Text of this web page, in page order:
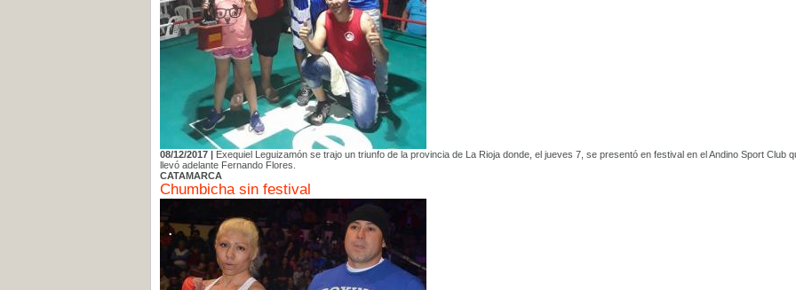
08/12/2017 | Exequiel Leguizamón se trajo un triunfo de la provincia de La Rioja donde, el jueves 7, se presentó en festival en el Andino Sport Club
llevó adelante Fernando Flores.
CATAMARCA
Chumbicha sin festival